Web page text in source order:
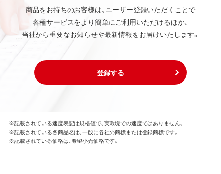
商品をお持ちのお客様は、ユーザー登録いただくことで
各種サービスをより簡単にご利用いただけるほか、
当社から重要なお知らせや最新情報をお届けいたします。
登録する
※記載されている速度表記は規格値で、実環境での速度ではありません。
※記載されている各商品名は、一般に各社の商標または登録商標です。
※記載されている価格は、希望小売価格です。